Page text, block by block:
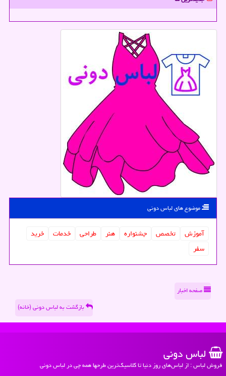
موضوع های لباس دونی
آموزش تخصص جشنواره هنر طراحی خدمات
خرید
سفر
صفحه اخبار
بازگشت به لباس دونی (خانه)
لباس دونی
فروش لباس : از لباس‌های روز دنیا تا کلاسیک‌ترین طرحها همه چی در لباس دونی